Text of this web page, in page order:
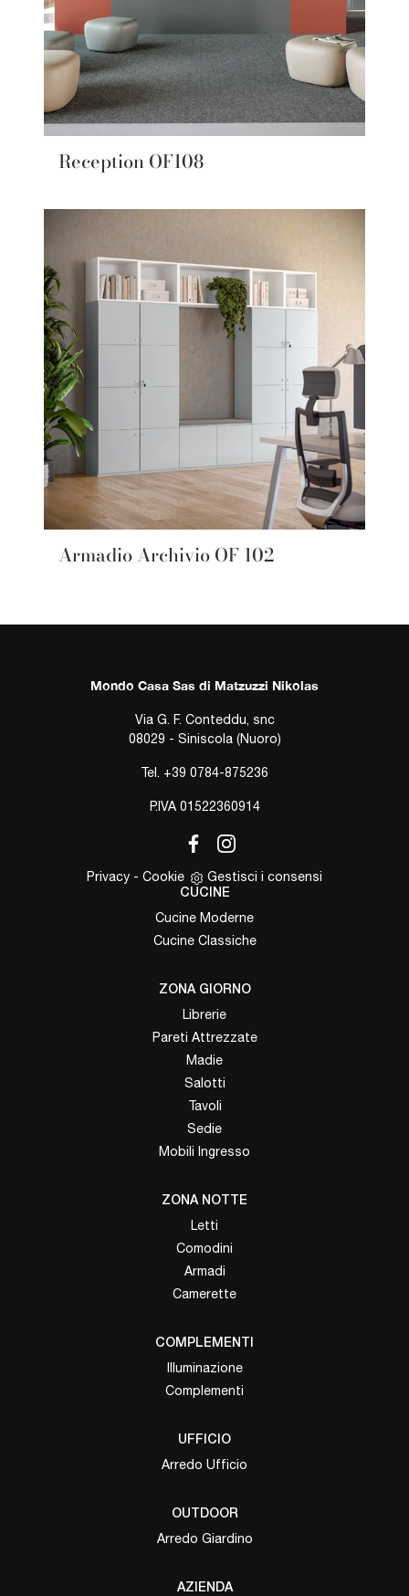
Reception OF108
Armadio Archivio OF 102
Mondo Casa Sas di Matzuzzi Nikolas
Via G. F. Conteddu, snc
08029 - Siniscola (Nuoro)
Tel. +39 0784-875236
P.IVA 01522360914
Privacy - Cookie Gestisci i consensi
CUCINE
Cucine Moderne
Cucine Classiche
ZONA GIORNO
Librerie
Pareti Attrezzate
Madie
Salotti
Tavoli
Sedie
Mobili Ingresso
ZONA NOTTE
Letti
Comodini
Armadi
Camerette
COMPLEMENTI
Illuminazione
Complementi
UFFICIO
Arredo Ufficio
OUTDOOR
Arredo Giardino
AZIENDA